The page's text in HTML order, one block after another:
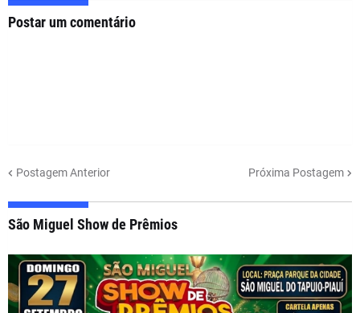
Postar um comentário
Postagem Anterior Próxima Postagem
São Miguel Show de Prêmios